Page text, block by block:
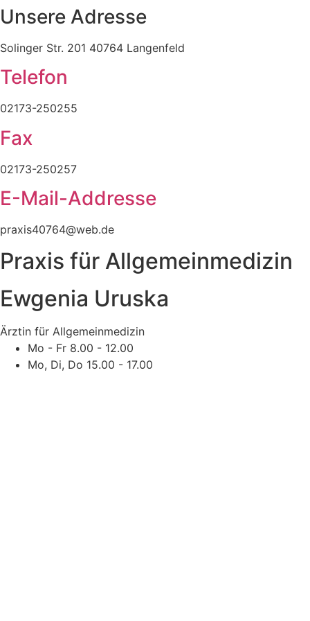
Unsere Adresse
Solinger Str. 201 40764 Langenfeld
Telefon
02173-250255
Fax
02173-250257
E-Mail-Addresse
praxis40764@web.de
Praxis für Allgemeinmedizin
Ewgenia Uruska
Ärztin für Allgemeinmedizin
Mo - Fr 8.00 - 12.00
Mo, Di, Do 15.00 - 17.00